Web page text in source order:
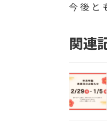
今後と
関連